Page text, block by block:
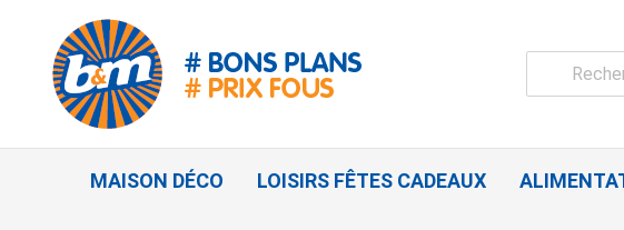
MAISON DÉCO LOISIRS FÊTES CADEAUX